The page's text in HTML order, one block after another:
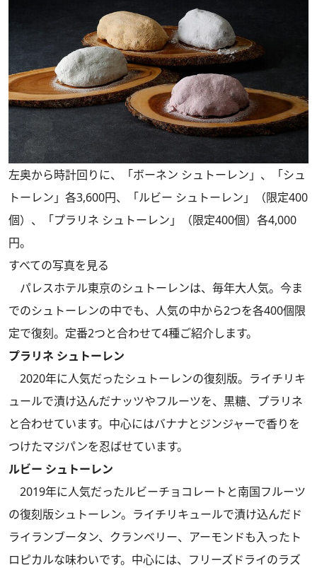
左奥から時計回りに、「ボーネン シュトーレン」、「シュ
トーレン」各3,600円、「ルビー シュトーレン」（限定400
個）、「プラリネ シュトーレン」（限定400個）各4,000
円。
すべての写真を見る
パレスホテル東京のシュトーレンは、毎年大人気。今ま
でのシュトーレンの中でも、人気の中から2つを各400個限
定で復刻。定番2つと合わせて4種ご紹介します。
プラリネ シュトーレン
2020年に人気だったシュトーレンの復刻版。ライチリキ
ュールで漬け込んだナッツやフルーツを、黒糖、プラリネ
と合わせています。中心にはバナナとジンジャーで香りを
つけたマジパンを忍ばせています。
ルビー シュトーレン
2019年に人気だったルビーチョコレートと南国フルーツ
の復刻版シュトーレン。ライチリキュールで漬け込んだド
ライランブータン、クランベリー、アーモンドも入ったト
ロピカルな味わいです。中心には、フリーズドライのラズ